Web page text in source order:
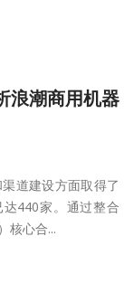
浪潮商用机器
道建设方面取得了
440家。通过整合
核心合...